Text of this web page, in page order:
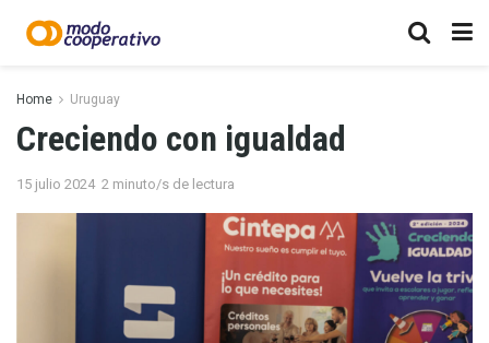
Home Uruguay
Creciendo con igualdad
15 julio 2024 2 minuto/s de lectura